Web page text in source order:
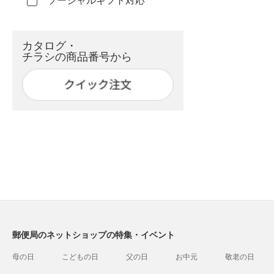
カタログ・
チラシの商品番号から
郵便局のネットショップの特集・イベント
母の日 こどもの日 父の日 お中元 敬老の日